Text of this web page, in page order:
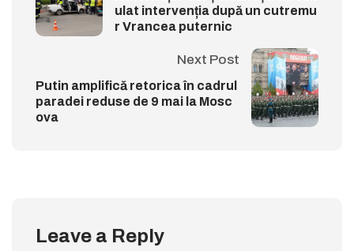
ulat intervenția după un cutremu
r Vrancea puternic
Next Post
Putin amplifică retorica în cadrul
paradei reduse de 9 mai la Mosc
ova
Leave a Reply